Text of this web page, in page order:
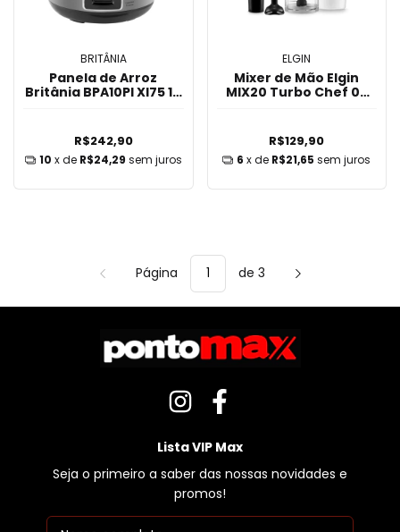
BRITÂNIA
Panela de Arroz
Britânia BPA10PI XI75 10
R$242,90
10 x de R$24,29 sem juros
ELGIN
Mixer de Mão Elgin
MIX20 Turbo Chef 03
R$129,90
6 x de R$21,65 sem juros
Página de 3
Lista VIP Max
Seja o primeiro a saber das nossas novidades e
promos!